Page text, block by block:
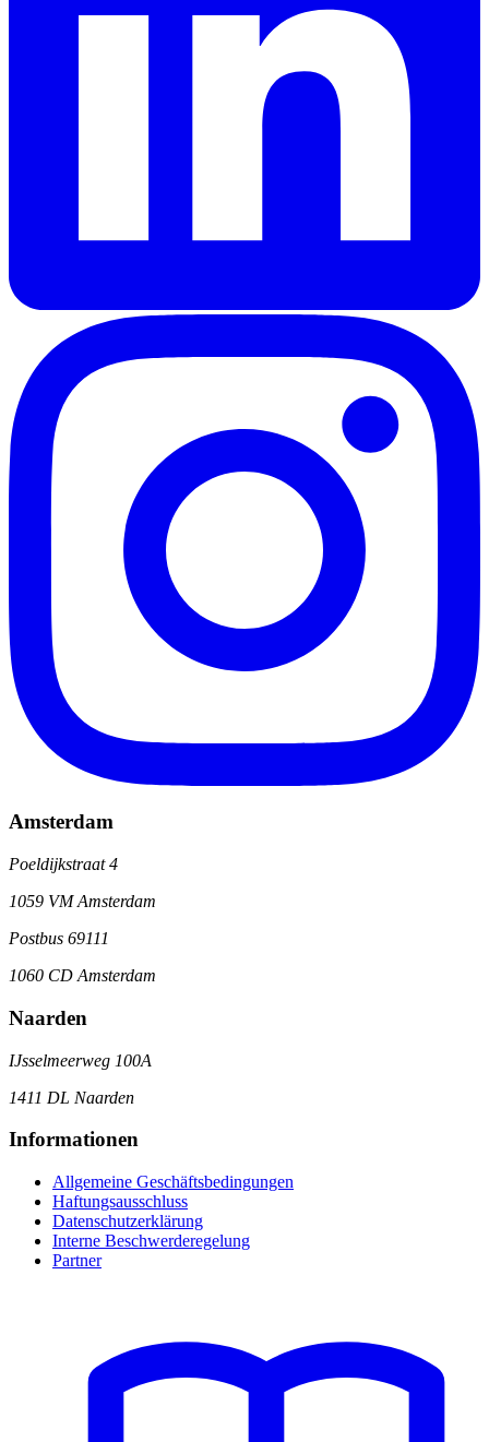
Amsterdam
Poeldijkstraat 4
1059 VM Amsterdam
Postbus 69111
1060 CD Amsterdam
Naarden
IJsselmeerweg 100A
1411 DL Naarden
Informationen
Allgemeine Geschäftsbedingungen
Haftungsausschluss
Datenschutzerklärung
Interne Beschwerderegelung
Partner